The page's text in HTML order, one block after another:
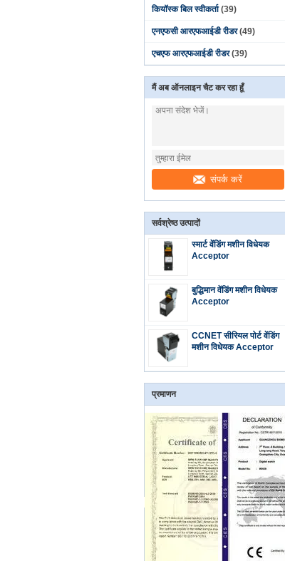
कियॉस्क बिल स्वीकर्ता (39)
एनएफसी आरएफआईडी रीडर (49)
एचएफ आरएफआईडी रीडर (39)
मैं अब ऑनलाइन चैट कर रहा हूँ
संपर्क करें
सर्वश्रेष्ठ उत्पादों
स्मार्ट वेंडिंग मशीन विधेयक
Acceptor
बुद्धिमान वेंडिंग मशीन विधेयक
Acceptor
CCNET सीरियल पोर्ट वेंडिंग
मशीन विधेयक Acceptor
प्रमाणन